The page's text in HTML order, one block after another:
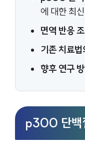
에 대한 최
면역 반응
기존 치료법
향후 연구
p300 단백